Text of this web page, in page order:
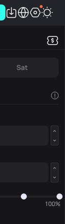
Sat
!
100%